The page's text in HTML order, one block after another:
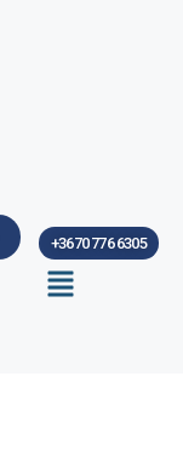
+3670 776 6305